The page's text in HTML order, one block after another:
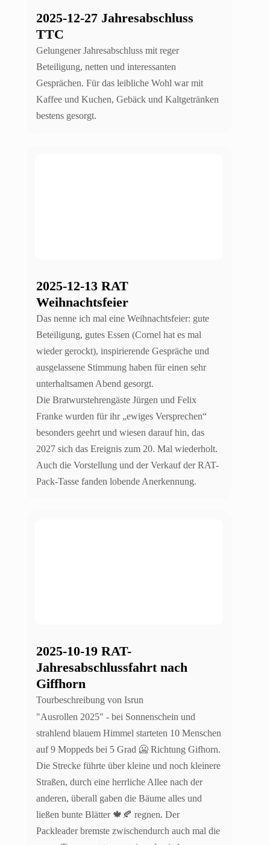
2025-12-27 Jahresabschluss
TTC
Gelungener Jahresabschluss mit reger
Beteiligung, netten und interessanten
Gesprächen. Für das leibliche Wohl war mit
Kaffee und Kuchen, Gebäck und Kaltgetränken
bestens gesorgt.
2025-12-13 RAT
Weihnachtsfeier
Das nenne ich mal eine Weihnachtsfeier: gute
Beteiligung, gutes Essen (Cornel hat es mal
wieder gerockt), inspirierende Gespräche und
ausgelassene Stimmung haben für einen sehr
unterhaltsamen Abend gesorgt.
Die Bratwurstehrengäste Jürgen und Felix
Franke wurden für ihr „ewiges Versprechen“
besonders geehrt und wiesen darauf hin, das
2027 sich das Ereignis zum 20. Mal wiederholt.
Auch die Vorstellung und der Verkauf der RAT-
Pack-Tasse fanden lobende Anerkennung.
2025-10-19 RAT-
Jahresabschlussfahrt nach
Giffhorn
Tourbeschreibung von Isrun
"Ausrollen 2025" - bei Sonnenschein und
strahlend blauem Himmel starteten 10 Menschen
auf 9 Moppeds bei 5 Grad 🥶 Richtung Gifhorn.
Die Strecke führte über kleine und noch kleinere
Straßen, durch eine herrliche Allee nach der
anderen, überall gaben die Bäume alles und
ließen bunte Blätter 🍁🍂 regnen. Der
Packleader bremste zwischendurch auch mal die